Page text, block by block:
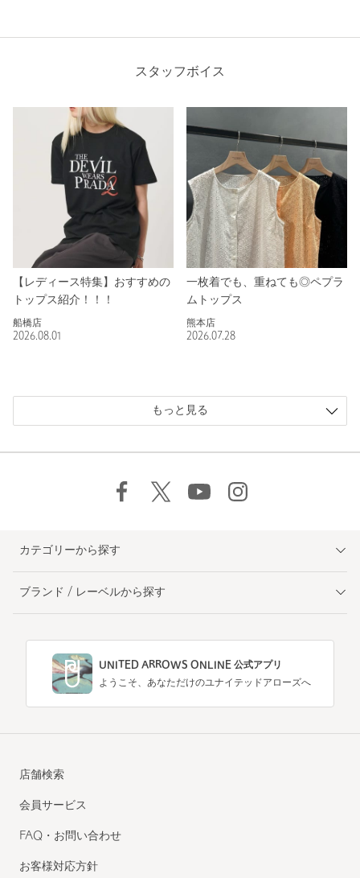
スタッフボイス
【レディース特集】おすすめの
トップス紹介！！！
船橋店
2026.08.01
一枚着でも、重ねても◎ペプラ
ムトップス
熊本店
2026.07.28
もっと見る
カテゴリーから探す
ブランド / レーベルから探す
UNITED ARROWS ONLINE 公式アプリ
ようこそ、あなただけのユナイテッドアローズへ
店舗検索
会員サービス
FAQ・お問い合わせ
お客様対応方針